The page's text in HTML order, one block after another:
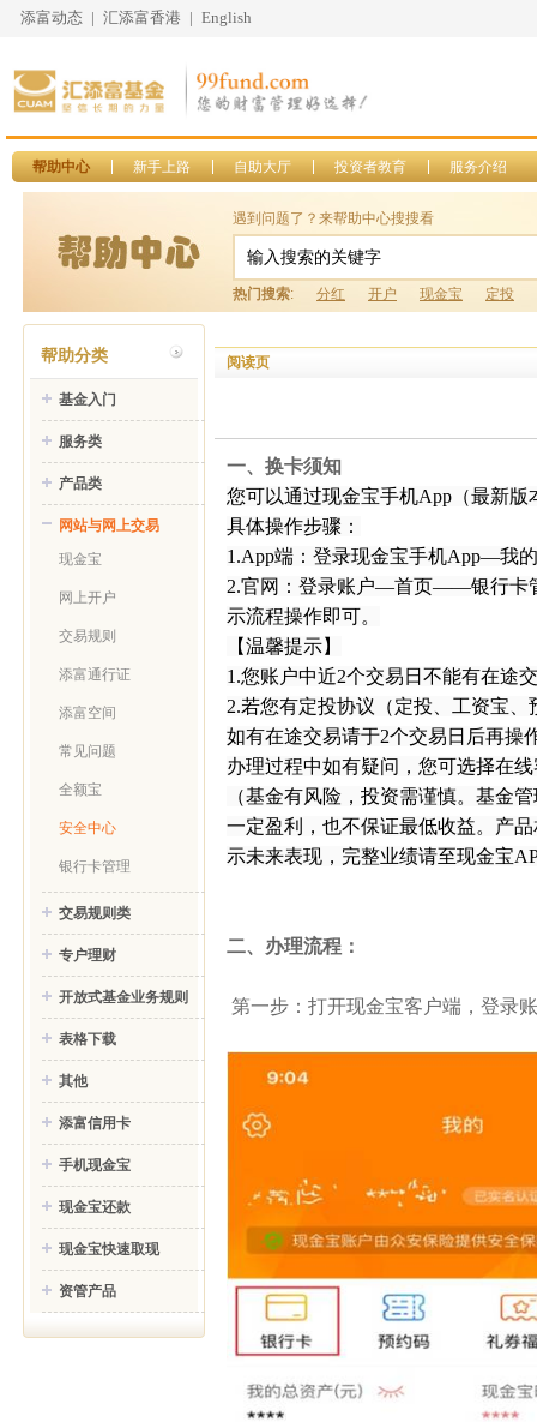
添富动态 | 汇添富香港 | English
帮助中心 新手上路 自助大厅 投资者教育 服务介绍
遇到问题了？来帮助中心搜搜看
热门搜索: 分红 开户 现金宝 定投
帮助分类
基金入门
服务类
产品类
网站与网上交易
现金宝
网上开户
交易规则
添富通行证
添富空间
常见问题
全额宝
安全中心
银行卡管理
交易规则类
专户理财
开放式基金业务规则
表格下载
其他
添富信用卡
手机现金宝
现金宝还款
现金宝快速取现
资管产品
阅读页
一、换卡须知
您可以通过现金宝手机App （最新
具体操作步骤：
1.App端：登录现金宝手机App—我的
2.官网：登录账户—首页——银行卡
示流程操作即可。
【温馨提示】
1.您账户中近2个交易日不能有在途
2.若您有定投协议（定投、工资宝
如有在途交易请于2个交易日后再操
办理过程中如有疑问，您可选择在
（基金有风险，投资需谨慎。基金
一定盈利，也不保证最低收益。产
示未来表现，完整业绩请至现金宝
二、办理流程：
第一步：打开现金宝客户端，登录